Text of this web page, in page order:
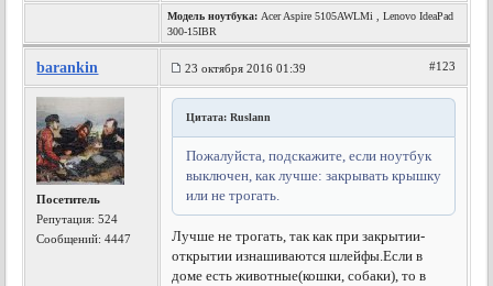
Модель ноутбука: Acer Aspire 5105AWLMi , Lenovo IdeaPad
300-15IBR
barankin 23 октября 2016 01:39 #123
Посетитель
Репутация:524
Сообщений: 4447
Цитата: Ruslann
Пожалуйста, подскажите, если ноутбук
выключен, как лучше: закрывать крышку
или не трогать.
Лучше не трогать, так как при закрытии-
открытии изнашиваются шлейфы.Если в
доме есть животные(кошки, собаки), то в